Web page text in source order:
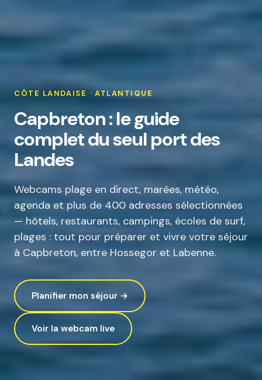
CÔTE LANDAISE · ATLANTIQUE
Capbreton : le guide
complet du seul port des
Landes
Webcams plage en direct, marées, météo,
agenda et plus de 400 adresses sélectionnées
— hôtels, restaurants, campings, écoles de surf,
plages : tout pour préparer et vivre votre séjour
à Capbreton, entre Hossegor et Labenne.
Planifier mon séjour →
Voir la webcam live